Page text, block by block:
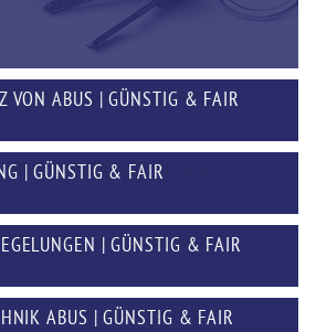
VON ABUS | GÜNSTIG & FAIR
| GÜNSTIG & FAIR
| GÜNSTIG & FAIR
ABUS | GÜNSTIG & FAIR